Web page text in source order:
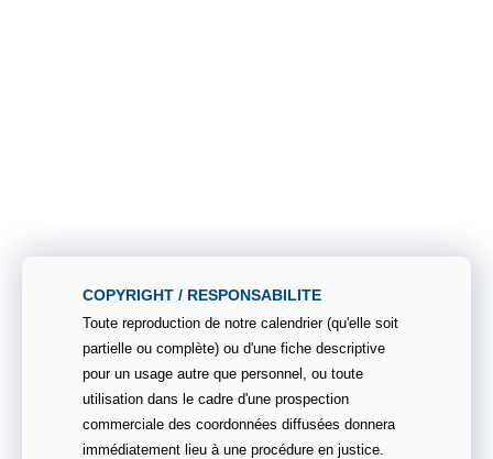
COPYRIGHT / RESPONSABILITE
Toute reproduction de notre calendrier (qu'elle soit
partielle ou complète) ou d'une fiche descriptive
pour un usage autre que personnel, ou toute
utilisation dans le cadre d'une prospection
commerciale des coordonnées diffusées donnera
immédiatement lieu à une procédure en justice.